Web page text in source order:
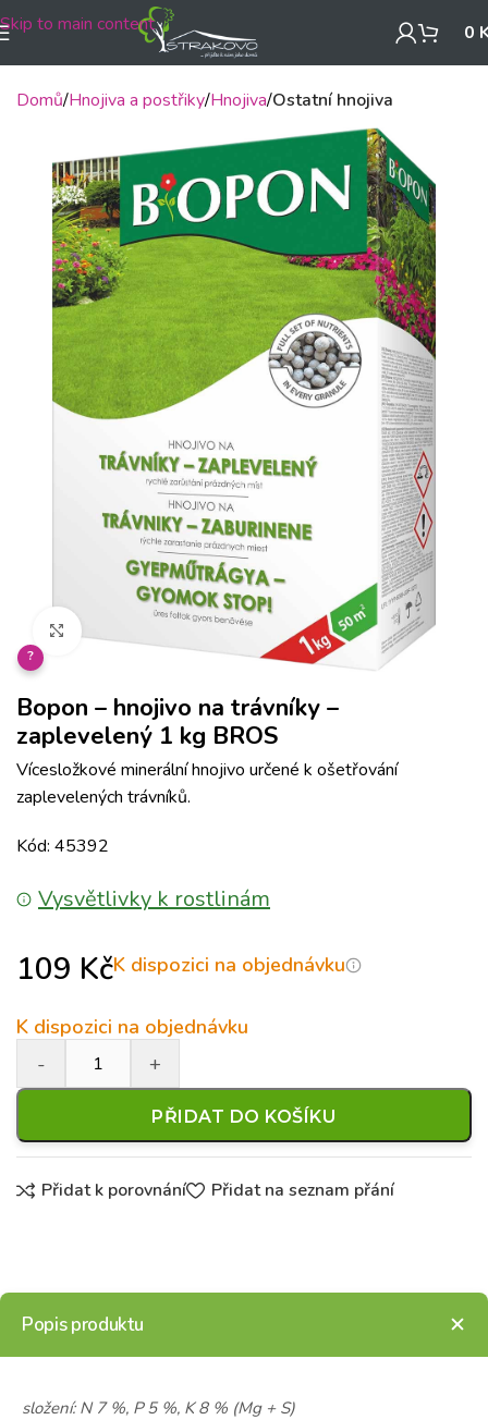
Skip to main content 0
Domů Hnojiva a postřiky Hnojiva Ostatní hnojiva
Klikněte pro zvětšení
?
Bopon – hnojivo na trávníky –
zaplevelený 1 kg BROS
Vícesložkové minerální hnojivo určené k ošetřování
zaplevelených trávníků.
Kód: 45392
Vysvětlivky k rostlinám
109 KčK dispozici na objednávku
K dispozici na objednávku
PŘIDAT DO KOŠÍKU
Přidat k porovnání Přidat na seznam přání
Popis produktu
složení: N 7 %, P 5 %, K 8 % (Mg + S)